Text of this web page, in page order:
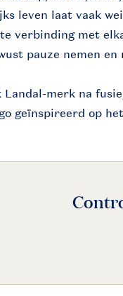
leven laat vaak
verbinding met
pauze nemen
merk na
geïnspireerd op